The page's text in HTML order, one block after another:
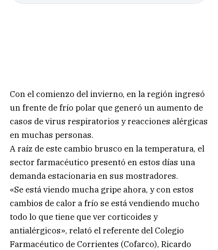
Con el comienzo del invierno, en la región ingresó
un frente de frío polar que generó un aumento de
casos de virus respiratorios y reacciones alérgicas
en muchas personas.
A raíz de este cambio brusco en la temperatura, el
sector farmacéutico presentó en estos días una
demanda estacionaria en sus mostradores.
«Se está viendo mucha gripe ahora, y con estos
cambios de calor a frío se está vendiendo mucho
todo lo que tiene que ver corticoides y
antialérgicos», relató el referente del Colegio
Farmacéutico de Corrientes (Cofarco), Ricardo